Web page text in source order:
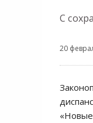
С
20